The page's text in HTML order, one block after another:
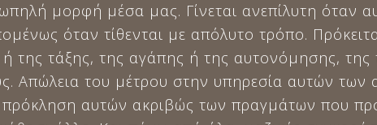
μορφή μέσα μας. Γίνεται ανεπίλυτη όταν
όταν τίθενται με απόλυτο τρόπο.
της τάξης, της αγάπης ή της αυτονόμησης, της
Απώλεια του μέτρου στην υπηρεσία αυτών των
πρόκληση αυτών ακριβώς των πραγμάτων που